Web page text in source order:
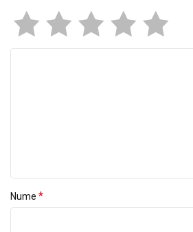
Nume *